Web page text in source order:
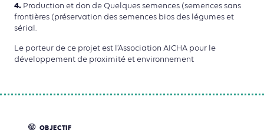
4. Production et don de Quelques semences (semences sans
frontières (préservation des semences bios des légumes et
sérial.
Le porteur de ce projet est l’Association AICHA pour le
développement de proximité et environnement
OBJECTIF